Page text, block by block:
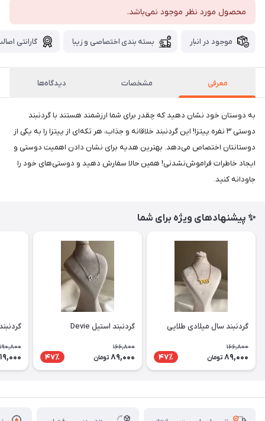
محصول مورد نظر موجود نمی‌باشد.
موجود در انبار بسته بندی اختصاصی و زیبا گارانتی
معرفی مشخصات دیدگاه‌ها
به دوستان خود نشان دهید که چقدر برای شما ارزشمند هستند با گردنبند
دوستی ۳ نفره پیتزا! این گردنبند خلاقانه و جذاب، هر تکه‌ای از پیتزا را به یکی از
دوستانتان اختصاص می‌دهد. بهترین هدیه برای نشان دادن اهمیت دوستی و
ایجاد خاطرات فراموش‌نشدنی! همین حالا سفارش دهید و دوستی‌های خود را
جاودانه کنید.
✨ پیشنهادهای ویژه برای شما
گردنبند سال میلادی طلایی
166,800
89,000 تومان 47٪
گردنبند استیل Devie
166,800
89,000 تومان 47٪
190,800